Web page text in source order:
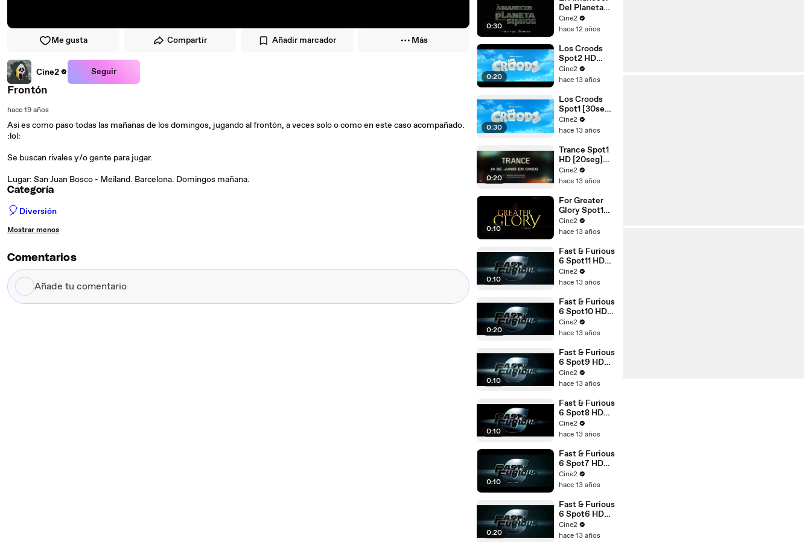
Me gusta Compartir Añadir marcador Más
Cine2 Seguir
Frontón
hace 19 años
Asi es como paso todas las mañanas de los domingos, jugando al frontón, a veces solo o como en este caso acompañado.
:lol:
Se buscan rivales y/o gente para jugar.
Lugar: San Juan Bosco - Meiland. Barcelona. Domingos mañana.
Categoría
🎈 Diversión
Mostrar menos
Comentarios
Añade
tu
0:30
Del Planeta
De Los Simios
Spot1 HD
Español
Cine2
hace 12 años
0:20
Los Croods
Spot2 HD
[20seg]
Español
Cine2
hace 13 años
0:30
Los Croods
Spot1 [30seg]
Español
Cine2
hace 13 años
0:20
Trance Spot1
HD [20seg]
Español
Cine2
hace 13 años
0:10
For Greater
Glory Spot1
HD [10seg]
Español
Cine2
hace 13 años
0:10
Fast & Furious
6 Spot11 HD
[10seg]
Español
Cine2
hace 13 años
0:20
Fast & Furious
6 Spot10 HD
[20seg]
Español
Cine2
hace 13 años
0:10
Fast & Furious
6 Spot9 HD
[10seg]
Español
Cine2
hace 13 años
0:10
Fast & Furious
6 Spot8 HD
[10seg]
Español
Cine2
hace 13 años
0:10
Fast & Furious
6 Spot7 HD
[10seg]
Español
Cine2
hace 13 años
0:20
Fast & Furious
6 Spot6 HD
[20seg]
Español
Cine2
hace 13 años